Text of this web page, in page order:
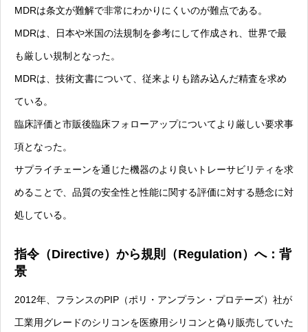
MDRは条文が難解で非常にわかりにくいのが難点である。
MDRは、日本や米国の法規制を参考にして作成され、世界で最
も厳しい規制となった。
MDRは、技術文書について、従来よりも踏み込んだ精査を求め
ている。
臨床評価と市販後臨床フォローアップについてより厳しい要求事
項となった。
サプライチェーンを通じた機器のより良いトレーサビリティを求
めることで、品質の安全性と性能に関する評価に対する懸念に対
処している。
指令（Directive）から規則（Regulation）へ：背
景
2012年、フランスのPIP（ポリ・アンプラン・プロテーズ）社が
工業用グレードのシリコンを医療用シリコンと偽り販売していた